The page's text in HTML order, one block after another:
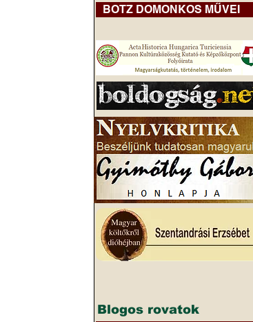
BOTZ DOMONKOS MŰVEI
Blogos rovatok